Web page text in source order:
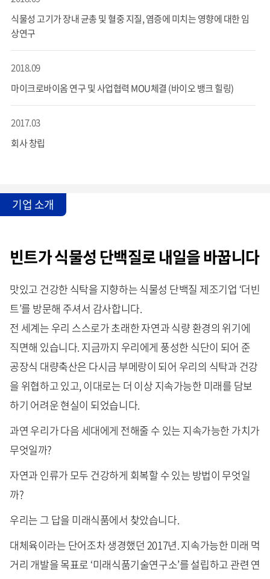
식물성 고기가 장내 균총 및 혈중 지질, 염증에 미치는 영향에 대한 임
상연구
2018.09
마이크로바이옴 연구 및 사업협력 MOU체결 (바이오 뱅크 힐링)
2017.03
회사 창립
기업 소개
빈트가 식물성 단백질로 내일을 바꿉니다
맛있고 건강한 식탁을 지향하는 식물성 단백질 제조기업 ‘더빈
트’를 방문해 주셔서 감사합니다.
전 세계는 우리 스스로가 초래한 자연과 식량 환경의 위기에
직면해 있습니다. 지금까지 우리에게 풍성한 식단이 되어 준
공장식 대량축산은 다시금 부메랑이 되어 우리의 식탁과 건강
을 위협하고 있고, 이대로는 더 이상 지속가능한 미래를 담보
하기 어려운 현실이 되었습니다.
과연 우리가 다음 세대에게 전해줄 수 있는 지속가능한 가치가
무엇일까?
자연과 인류가 모두 건강하게 회복할 수 있는 방법이 무엇일
까?
우리는 그 답을 미래식품에서 찾았습니다.
대체육이라는 단어조차 생경했던 2017년. 지속가능한 미래 먹
거리 개발을 목표로 ‘미래식품기술연구소’를 설립하고 관련 연